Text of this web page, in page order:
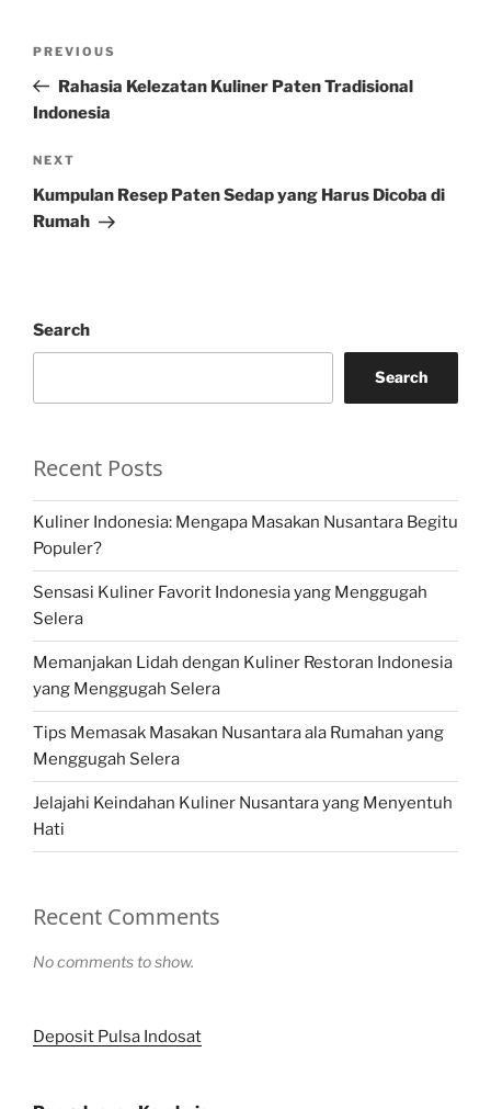
Previous
Post
PREVIOUS
Rahasia Kelezatan Kuliner Paten Tradisional
Indonesia
Next
Post
NEXT
Kumpulan Resep Paten Sedap yang Harus Dicoba di
Rumah
Search
Search
Recent Posts
Kuliner Indonesia: Mengapa Masakan Nusantara Begitu
Populer?
Sensasi Kuliner Favorit Indonesia yang Menggugah
Selera
Memanjakan Lidah dengan Kuliner Restoran Indonesia
yang Menggugah Selera
Tips Memasak Masakan Nusantara ala Rumahan yang
Menggugah Selera
Jelajahi Keindahan Kuliner Nusantara yang Menyentuh
Hati
Recent Comments
No comments to show.
Deposit Pulsa Indosat